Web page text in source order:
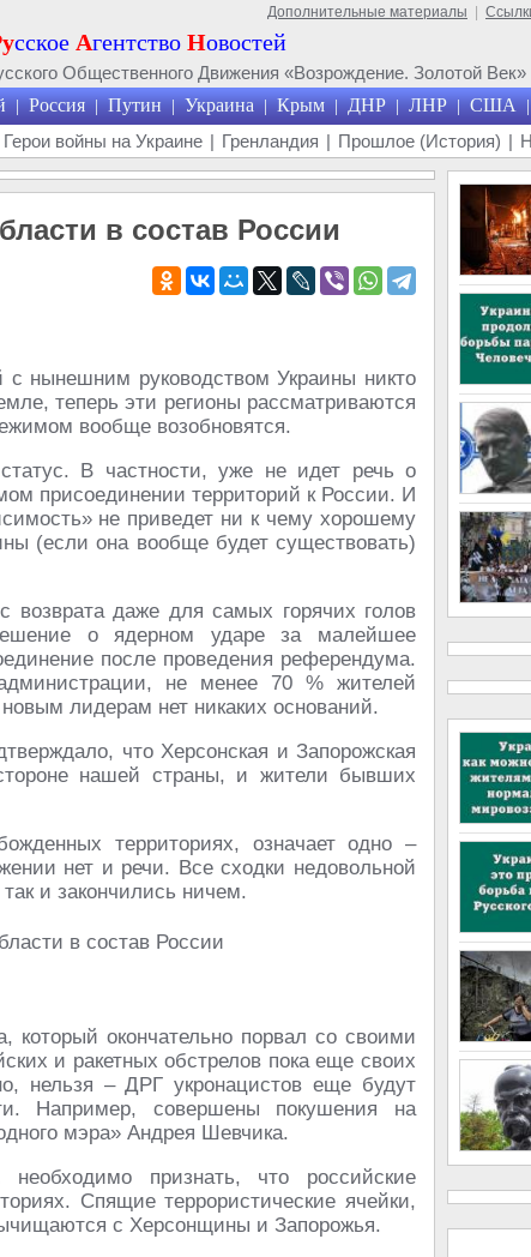
Дополнительные материалы
сское Агентство Новостей
Общественного Движения «Возрождение. Золотой Век»
| Россия | Путин | Украина | Крым | ДНР | ЛНР | США |
Герои войны на Украине | Гренландия | Прошлое (История) |
в состав России
с нынешним руководством Украины никто
теперь эти регионы рассматриваются
вообще возобновятся.
В частности, уже не идет речь о
присоединении территорий к России. И
не приведет ни к чему хорошему
(если она вообще будет существовать)
возврата даже для самых горячих голов
о ядерном ударе за малейшее
после проведения референдума.
не менее 70 % жителей
лидерам нет никаких оснований.
что Херсонская и Запорожская
нашей страны, и жители бывших
территориях, означает одно –
нет и речи. Все сходки недовольной
и закончились ничем.
который окончательно порвал со своими
и ракетных обстрелов пока еще своих
нельзя – ДРГ укронацистов еще будут
Например, совершены покушения на
мэра» Андрея Шевчика.
признать, что российские
Спящие террористические ячейки,
с Херсонщины и Запорожья.